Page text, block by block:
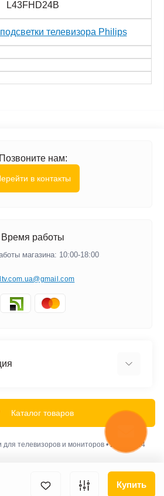
Купить
L43FHD24B
телевизора Philips
Позвоните нам:
в контакты
Время работы
магазина: 10:00-18:00
Каталог товаров
для телевизоров и мониторов • 2012-2024